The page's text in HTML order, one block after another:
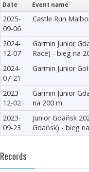
Date Event name
2025-
09-06
Castle Run
2024-
12-07
Garmin Junior
Race) - bieg na
2024-
07-21
Garmin Junior
2023-
12-02
Garmin Junior
na 200 m
2023-
09-23
Junior Gdańsk
Gdańsk) - bieg
Records